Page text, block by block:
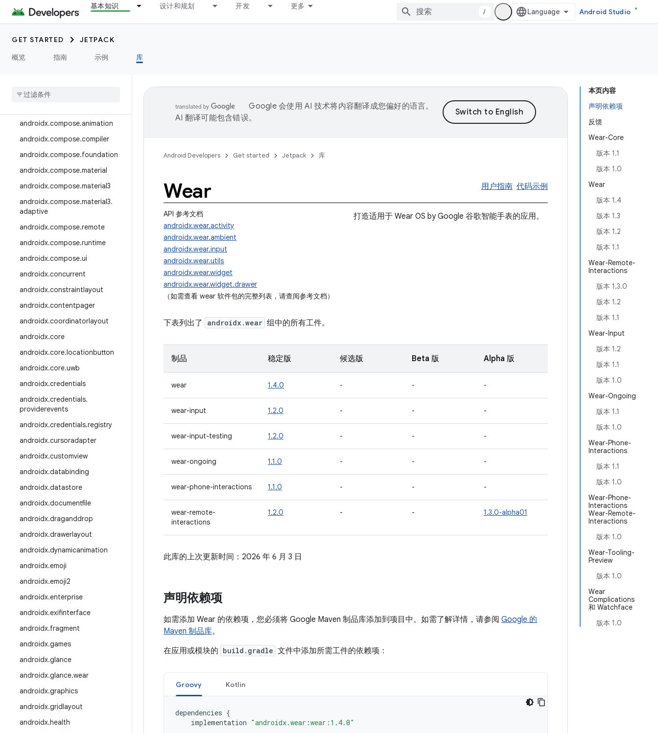
基本知识 设计和规划 开发 更多
/ Android Studio
GET STARTED
JETPACK
概览
指南 示例 库
androidx.camera.media3
androidx.car
androidx.car.app
androidx.collection
androidx.compose.animation
androidx.compose.compiler
androidx.compose.foundation
androidx.compose.material
androidx.compose.material3
androidx.compose.material3.
adaptive
androidx.compose.remote
androidx.compose.runtime
androidx.compose.ui
androidx.concurrent
androidx.constraintlayout
androidx.contentpager
androidx.coordinatorlayout
androidx.core
androidx.core.locationbutton
androidx.core.uwb
androidx.credentials
androidx.credentials.
providerevents
androidx.credentials.registry
androidx.cursoradapter
androidx.customview
androidx.databinding
androidx.datastore
androidx.documentfile
androidx.draganddrop
androidx.drawerlayout
androidx.dynamicanimation
androidx.emoji
androidx.emoji2
androidx.enterprise
androidx.exifinterface
androidx.fragment
androidx.games
androidx.glance
androidx.glance.wear
androidx.graphics
androidx.gridlayout
androidx.health
本页内容
声明依赖项
反馈
Wear-Core
版本 1.1
版本 1.0
Wear
版本 1.4
版本 1.3
版本 1.2
版本 1.1
Wear-Remote-
Interactions
版本 1.3.0
版本 1.2
版本 1.1
Wear-Input
版本 1.2
版本 1.1
版本 1.0
Wear-Ongoing
版本 1.1
版本 1.0
Wear-Phone-
Interactions
版本 1.1
版本 1.0
Wear-Phone-
Interactions
Wear-Remote-
Interactions
版本 1.0
Wear-Tooling-
Preview
版本 1.0
Wear
Complications
和 Watchface
版本 1.0
Google 会使用 AI 技术将内容翻译成您偏好的语言。
AI 翻译可能包含错误。
Android Developers Get started Jetpack 库
Wear 用户指南 代码示例
API 参考文档
androidx.wear.activity
androidx.wear.ambient
androidx.wear.input
androidx.wear.utils
androidx.wear.widget
androidx.wear.widget.drawer
（如需查看 wear 软件包的完整列表，请查阅参考文档）
打造适用于 Wear OS by Google 谷歌智能手表的应用。
下表列出了 androidx.wear 组中的所有工件。
制品 稳定版 候选版 Beta 版 Alpha 版
wear 1.4.0 - - -
wear-input 1.2.0 - - -
wear-input-testing 1.2.0 - - -
wear-ongoing 1.1.0 - - -
wear-phone-interactions 1.1.0 - - -
wear-remote-
interactions
1.2.0 - - 1.3.0-alpha01
此库的上次更新时间：2026 年 6 月 3 日
声明依赖项
如需添加 Wear 的依赖项，您必须将 Google Maven 制品库添加到项目中。如需了解详情，请参阅 Google 的
Maven 制品库。
在应用或模块的 build.gradle 文件中添加所需工件的依赖项：
Groovy Kotlin
dependencies {
implementation "androidx.wear:wear:1.4.0"